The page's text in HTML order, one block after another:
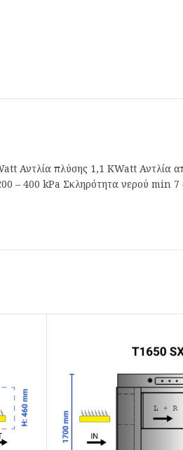
Αντλία πλύσης 1,1 KWatt Αντλία
– 400 kPa Σκληρότητα νερού min 7